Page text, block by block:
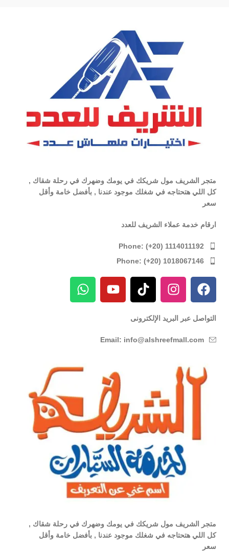
متجر الشريف مول شريكك في يومك وضهرك في رحلة شقاك ,
كل اللي هتحتاجه في شغلك موجود عندنا , بأفضل خامة وأقل
سعر
ارقام خدمة عملاء الشريف للعدد
Phone: (+20) 1114011192
Phone: (+20) 1018067146
التواصل عبر البريد الإلكترونى
Email: info@alshreefmall.com
متجر الشريف مول شريكك في يومك وضهرك في رحلة شقاك ,
كل اللي هتحتاجه في شغلك موجود عندنا , بأفضل خامة وأقل
سعر